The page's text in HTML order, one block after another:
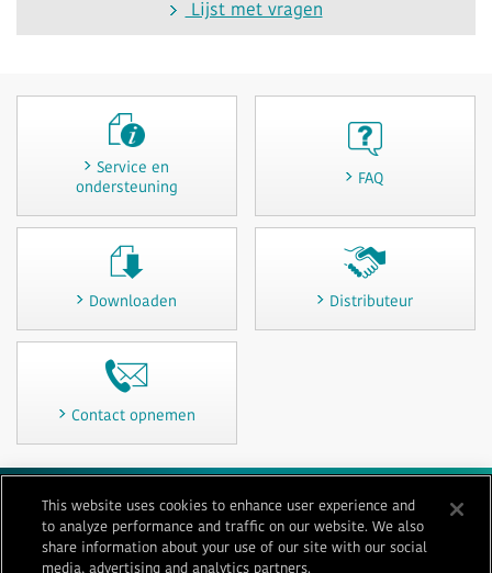
Lijst met vragen
Service en
ondersteuning
FAQ
Downloaden Distributeur
Contact opnemen
Gebruiksvoorwaarden Privacy Cookiebeleid Sitemap
Contact opnemen Impressum
This website uses cookies to enhance user experience and
to analyze performance and traffic on our website. We also
share information about your use of our site with our social
media, advertising and analytics partners.